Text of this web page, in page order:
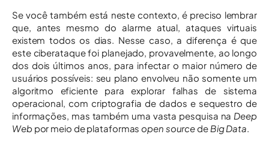
Se você também está neste contexto, é preciso lembrar
que, antes mesmo do alarme atual, ataques virtuais
existem todos os dias. Nesse caso, a diferença é que
este ciberataque foi planejado, provavelmente, ao longo
dos dois últimos anos, para infectar o maior número de
usuários possíveis: seu plano envolveu não somente um
algoritmo eficiente para explorar falhas de sistema
operacional, com criptografia de dados e sequestro de
informações, mas também uma vasta pesquisa na Deep
Webpor meio de plataformasopen sourcede Big Data.